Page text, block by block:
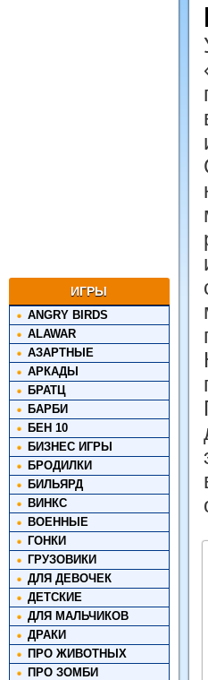
ИГРЫ
ANGRY BIRDS
ALAWAR
АЗАРТНЫЕ
АРКАДЫ
БРАТЦ
БАРБИ
БЕН 10
БИЗНЕС ИГРЫ
БРОДИЛКИ
БИЛЬЯРД
ВИНКС
ВОЕННЫЕ
ГОНКИ
ГРУЗОВИКИ
ДЛЯ ДЕВОЧЕК
ДЕТСКИЕ
ДЛЯ МАЛЬЧИКОВ
ДРАКИ
ПРО ЖИВОТНЫХ
ПРО ЗОМБИ